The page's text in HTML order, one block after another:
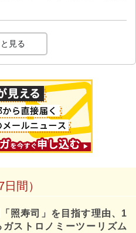
見る
間）
照寿司」を目指す理由、1
ストロノミーツーリズム